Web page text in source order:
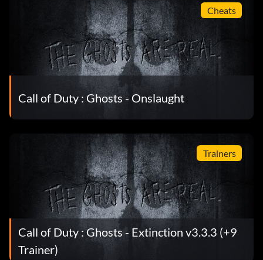
Cheats
Call of Duty : Ghosts - Onslaught
Trainers
Call of Duty : Ghosts - Extinction v3.3.3 (+9
Trainer)